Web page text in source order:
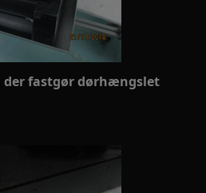
der fastgør dørhængslet